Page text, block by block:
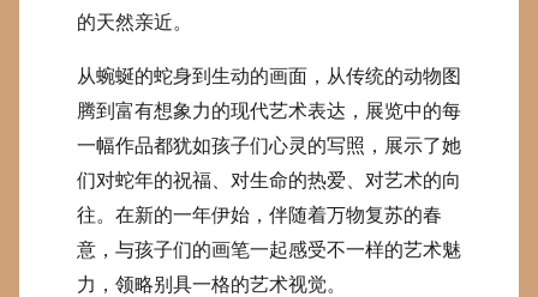
的天然亲近。
从蜿蜒的蛇身到生动的画面，从传统的动物图
腾到富有想象力的现代艺术表达，展览中的每
一幅作品都犹如孩子们心灵的写照，展示了她
们对蛇年的祝福、对生命的热爱、对艺术的向
往。在新的一年伊始，伴随着万物复苏的春
意，与孩子们的画笔一起感受不一样的艺术魅
力，领略别具一格的艺术视觉。